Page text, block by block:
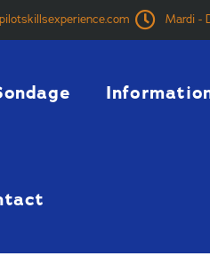
Mardi -
en aviation.